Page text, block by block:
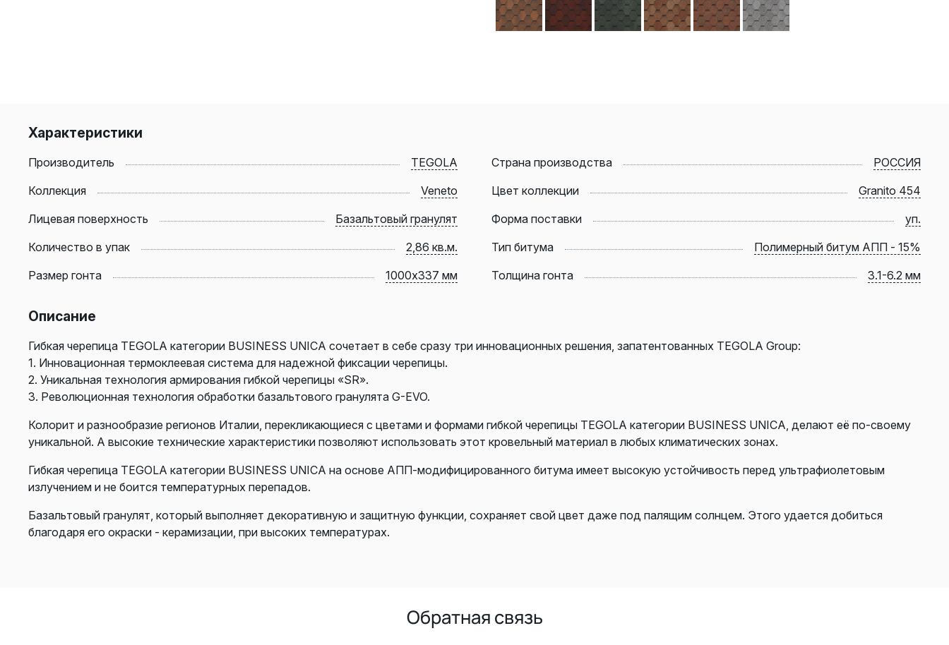
Характеристики
Производитель TEGOLA Страна производства
РОССИЯ
Коллекция
Veneto Цвет коллекции
Granito 454
Лицевая поверхность
Базальтовый гранулят Форма поставки
уп.
Количество в упак
2,86 кв.м. Тип битума
Полимерный битум АПП - 15%
Размер гонта
1000х337 мм Толщина гонта 3.1-6.2 мм
Описание
Гибкая черепица TEGOLA категории BUSINESS UNICA сочетает в себе сразу три инновационных решения, запатентованных TEGOLA Group:
1. Инновационная термоклеевая система для надежной фиксации черепицы.
2. Уникальная технология армирования гибкой черепицы «SR».
3. Революционная технология обработки базальтового гранулята G-EVO.
Колорит и разнообразие регионов Италии, перекликающиеся с цветами и формами гибкой черепицы TEGOLA категории BUSINESS UNICA, делают её по-своему
уникальной. А высокие технические характеристики позволяют использовать этот кровельный материал в любых климатических зонах.
Гибкая черепица TEGOLA категории BUSINESS UNICA на основе АПП-модифицированного битума имеет высокую устойчивость перед ультрафиолетовым
излучением и не боится температурных перепадов.
Базальтовый гранулят, который выполняет декоративную и защитную функции, сохраняет свой цвет даже под палящим солнцем. Этого удается добиться
благодаря его окраски - керамизации, при высоких температурах.
Обратная связь